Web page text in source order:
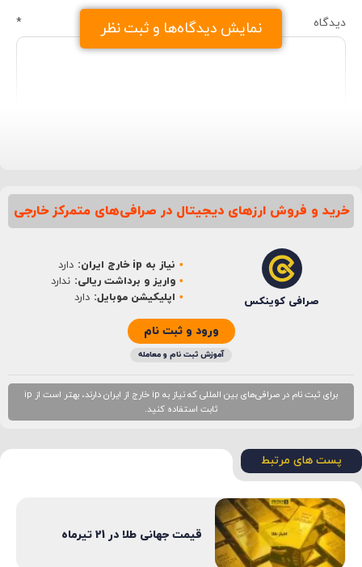
نمایش دیدگاه‌ها و ثبت نظر
دیدگاه *
نام*
خرید و فروش ارزهای دیجیتال در صرافی‌های متمرکز خارجی
صرافی کوینکس
نیاز به ip خارج ایران:
دارد
واریز و برداشت ریالی: ندارد
اپلیکیشن موبایل: دارد
ورود و ثبت نام
آموزش ثبت نام و معامله
برای ثبت نام در صرافی‌های بین المللی که نیاز به ip خارج از ایران دارند، بهتر است از ip
ثابت استفاده کنید.
پست های مرتبط
قیمت جهانی طلا در 21 تیرماه